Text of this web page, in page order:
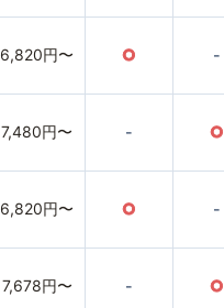
6,820円〜 ○ -
7,480円〜 - ○
6,820円〜 ○ -
7,678円〜 - ○